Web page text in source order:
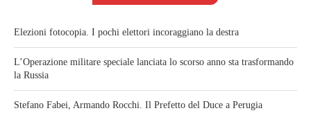
Elezioni fotocopia. I pochi elettori incoraggiano la destra
L’Operazione militare speciale lanciata lo scorso anno sta trasformando
la Russia
Stefano Fabei, Armando Rocchi. Il Prefetto del Duce a Perugia